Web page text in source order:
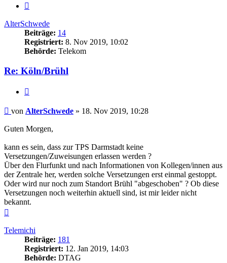
AlterSchwede
Beiträge: 14
Registriert: 8. Nov 2019, 10:02
Behörde: Telekom
Re: Köln/Brühl
Beitrag
von AlterSchwede » 18. Nov 2019, 10:28
Guten Morgen,
kann es sein, dass zur TPS Darmstadt keine
Versetzungen/Zuweisungen erlassen werden ?
Über den Flurfunkt und nach Informationen von Kollegen/innen aus
der Zentrale her, werden solche Versetzungen erst einmal gestoppt.
Oder wird nur noch zum Standort Brühl "abgeschoben" ? Ob diese
Versetzungen noch weiterhin aktuell sind, ist mir leider nicht
bekannt.
Telemichi
Beiträge: 181
Registriert: 12. Jan 2019, 14:03
Behörde: DTAG